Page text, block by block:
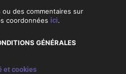
des commentaires sur
coordonnées ici.
GÉNÉRALES
et cookies